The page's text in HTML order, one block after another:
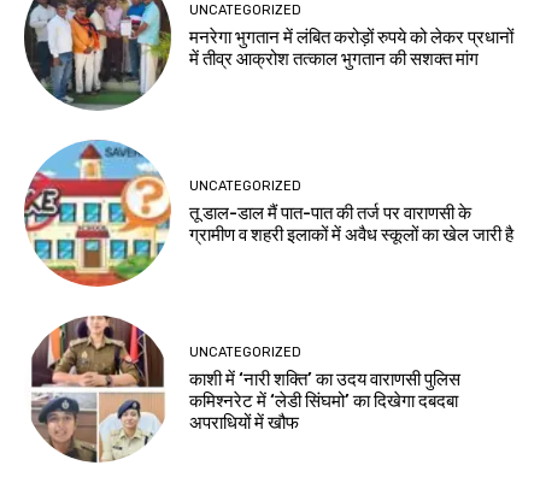
UNCATEGORIZED
मनरेगा भुगतान में लंबित करोड़ों रुपये को लेकर प्रधानों
में तीव्र आक्रोश तत्काल भुगतान की सशक्त मांग
UNCATEGORIZED
तू डाल-डाल मैं पात-पात की तर्ज पर वाराणसी के
ग्रामीण व शहरी इलाकों में अवैध स्कूलों का खेल जारी है
UNCATEGORIZED
काशी में ‘नारी शक्ति’ का उदय वाराणसी पुलिस
कमिश्नरेट में ‘लेडी सिंघमो’ का दिखेगा दबदबा
अपराधियों में खौफ